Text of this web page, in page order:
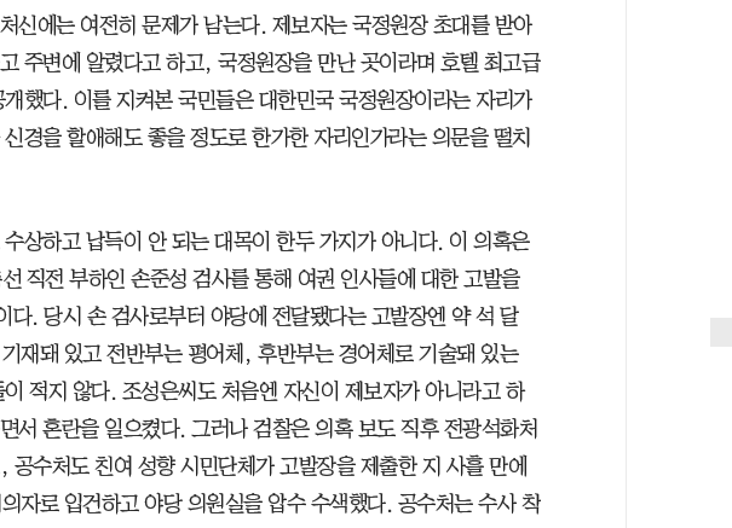
신에는 여전히 문제가 남는다. 제보자는 국정원장 초대를 받아
주변에 알렸다고 하고, 국정원장을 만난 곳이라며 호텔 최고급
했다. 이를 지켜본 국민들은 대한민국 국정원장이라는 자리가
경을 할애해도 좋을 정도로 한가한 자리인가라는 의문을 떨치
상하고 납득이 안 되는 대목이 한두 가지가 아니다. 이 의혹은
직전 부하인 손준성 검사를 통해 여권 인사들에 대한 고발을
다. 당시 손 검사로부터 야당에 전달됐다는 고발장엔 약 석 달
재돼 있고 전반부는 평어체, 후반부는 경어체로 기술돼 있는
적지 않다. 조성은씨도 처음엔 자신이 제보자가 아니라고 하
서 혼란을 일으켰다. 그러나 검찰은 의혹 보도 직후 전광석화처
공수처도 친여 성향 시민단체가 고발장을 제출한 지 사흘 만에
자로 입건하고 야당 의원실을 압수 수색했다. 공수처는 수사 착